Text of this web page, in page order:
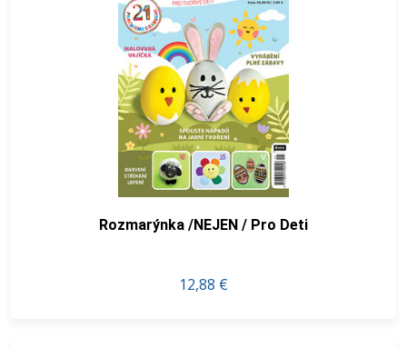
Rozmarýnka /NEJEN / Pro Deti
12,88 €